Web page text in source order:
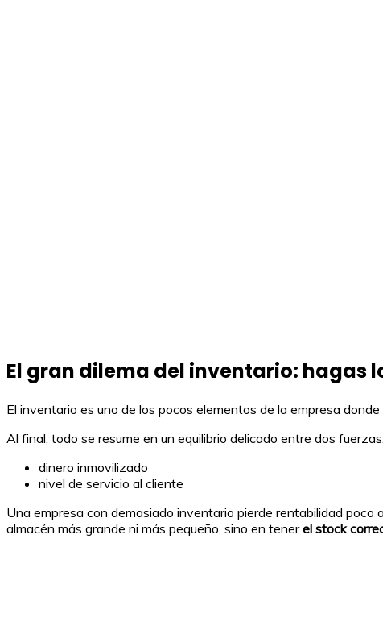
El gran dilema del inventario: hagas
El inventario es uno de los pocos elementos de la empresa
Al final, todo se resume en un equilibrio delicado entre dos fuerzas:
dinero inmovilizado
nivel de servicio al cliente
Una empresa con demasiado inventario pierde rentabilidad
almacén más grande ni más pequeño, sino en tenerel stock